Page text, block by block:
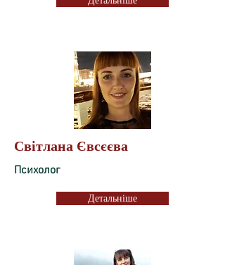
Світлана Євсєєва
Психолог
Детальніше